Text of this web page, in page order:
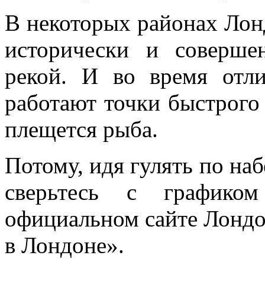
В некоторых районах
исторически и
рекой. И во время
работают точки
плещется рыба.
Потому, идя гулять по
сверьтесь с
официальном сайте
в Лондоне».